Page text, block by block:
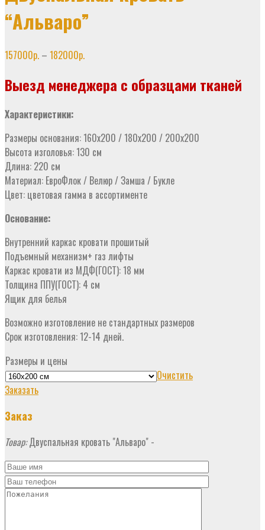
“Альваро”
157000р. – 182000р.
Выезд менеджера с образцами тканей
Характеристики:
Размеры основания: 160х200 / 180х200 / 200х200
Высота изголовья: 130 см
Длина: 220 см
Материал: ЕвроФлок / Велюр / Замша / Букле
Цвет: цветовая гамма в ассортименте
Основание:
Внутренний каркас кровати прошитый
Подъемный механизм+ газ лифты
Каркас кровати из МДФ(ГОСТ): 18 мм
Толщина ППУ(ГОСТ): 4 см
Ящик для белья
Возможно изготовление не стандартных размеров
Срок изготовления: 12-14 дней.
Размеры и цены
Очистить
Заказать
Заказ
Товар: Двуспальная кровать "Альваро" -